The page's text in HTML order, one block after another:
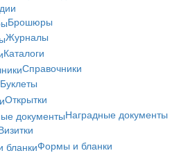
Брошюры
Журналы
Каталоги
Справочники
Буклеты
Открытки
Наградные документы
Формы и бланки